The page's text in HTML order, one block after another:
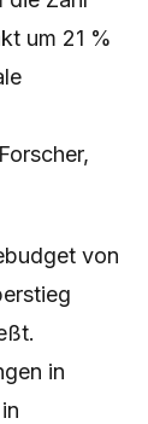
um 21 %
von
in